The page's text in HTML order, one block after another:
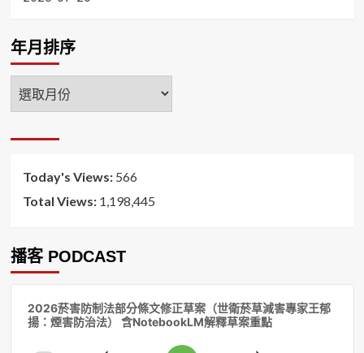
年月排序
年
月
序
Today's Views: 566
Total Views: 1,198,445
播客 PODCAST
2026菸害防制法部分條文修正草案（世衛菸草減害專家王郁
揚：煙害防治法） 含NotebookLM解釋草案重點